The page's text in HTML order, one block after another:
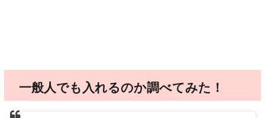
一般人でも入れるのか調べてみた！